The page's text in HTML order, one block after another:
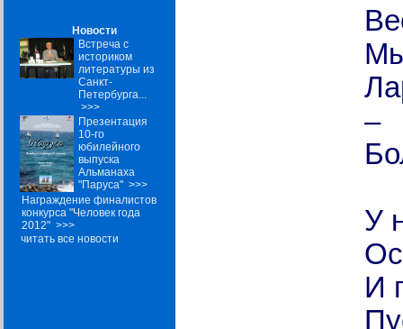
Новости
Встреча с
историком
литературы из
Санкт-
Петербурга...
>>>
Презентация
10-го
юбилейного
выпуска
Альманаха
"Паруса" >>>
Награждение финалистов
конкурса "Человек года
2012" >>>
читать все новости
–
У
И